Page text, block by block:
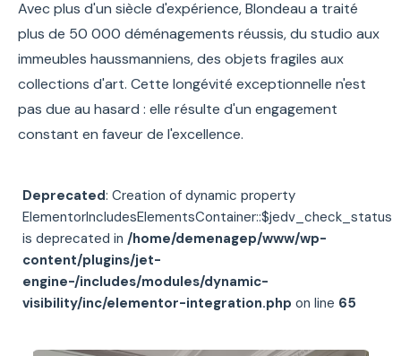
Avec plus d'un siècle d'expérience, Blondeau a traité
plus de 50 000 déménagements réussis, du studio aux
immeubles haussmanniens, des objets fragiles aux
collections d'art. Cette longévité exceptionnelle n'est
pas due au hasard : elle résulte d'un engagement
constant en faveur de l'excellence.
Deprecated: Creation of dynamic property
ElementorIncludesElementsContainer::$jedv_check_status
is deprecated in /home/demenagep/www/wp-
content/plugins/jet-
engine-/includes/modules/dynamic-
visibility/inc/elementor-integration.php on line 65